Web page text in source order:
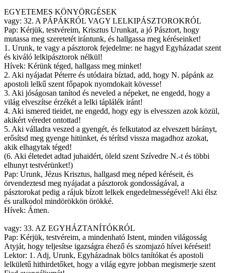
EGYETEMES KÖNYÖRGÉSEK
vagy: 32. A PÁPÁKRÓL VAGY LELKIPÁSZTOROKRÓL
Pap: Kérjük, testvéreim, Krisztus Urunkat, a jó Pásztort, hogy
mutassa meg szeretetét irántunk, és hallgassa meg kéréseinket!
1. Urunk, te vagy a pásztorok fejedelme: ne hagyd Egyházadat szent
és kiváló lelkipásztorok nélkül!
Hívek: Kérünk téged, hallgass meg minket!
2. Aki nyájadat Péterre és utódaira bíztad, add, hogy N. pápánk az
apostoli lelkű szent főpapok nyomdokait kövesse!
3. Aki jóságosan tanítod és neveled a népeket, ne engedd, hogy a
világ elveszítse érzékét a lelki táplálék iránt!
4. Aki ismered tieidet, ne engedd, hogy egy is elvesszen azok közül,
akikért véredet ontottad!
5. Aki válladra veszed a gyengét, és felkutatod az elveszett bárányt,
erősítsd meg gyenge hitünket, és térítsd vissza magadhoz azokat,
akik elhagytak téged!
(6. Aki életedet adtad juhaidért, öleld szent Szívedre N.-t és többi
elhunyt testvérünket!)
Pap: Urunk, Jézus Krisztus, hallgasd meg néped kéréseit, és
örvendeztesd meg nyájadat a pásztorok gondosságával, a
pásztorokat pedig a rájuk bízott lelkek engedelmességével! Aki élsz
és uralkodol mindörökkön örökké.
Hívek: Ámen.
vagy: 33. AZ EGYHÁZTANÍTÓKRÓL
Pap: Kérjük, testvéreim, a mindenható Istent, minden világosság
Atyját, hogy teljesítse igazságra éhező és szomjazó hívei kéréseit!
Lektor: 1. Adj, Urunk, Egyházadnak bölcs tanítókat és apostoli
lelkületű hithirdetőket, hogy a világ egyre jobban megismerje szent